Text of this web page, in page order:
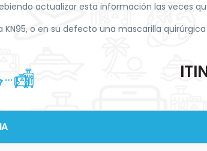
actualizar esta información las veces
KN95, o en su defecto una mascarilla